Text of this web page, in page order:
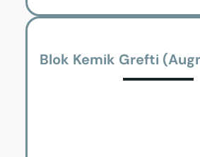
Blok Kemik Grefti